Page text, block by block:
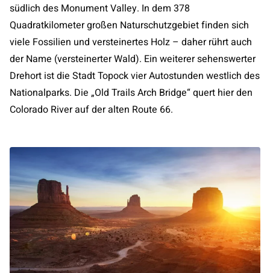
südlich des Monument Valley. In dem 378
Quadratkilometer großen Naturschutzgebiet finden sich
viele Fossilien und versteinertes Holz – daher rührt auch
der Name (versteinerter Wald). Ein weiterer sehenswerter
Drehort ist die Stadt Topock vier Autostunden westlich des
Nationalparks. Die „Old Trails Arch Bridge“ quert hier den
Colorado River auf der alten Route 66.